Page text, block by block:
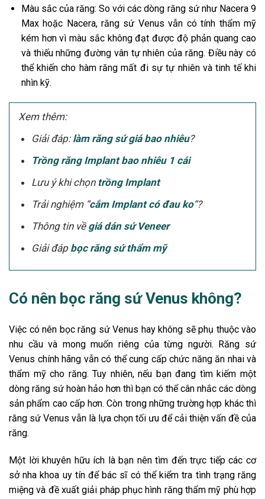
Màu sắc của răng: So với các dòng răng sứ như Nacera 9
Max hoặc Nacera, răng sứ Venus vẫn có tính thẩm mỹ
kém hơn vì màu sắc không đạt được độ phản quang cao
và thiếu những đường vân tự nhiên của răng. Điều này có
thể khiến cho hàm răng mất đi sự tự nhiên và tinh tế khi
nhìn kỹ.
Xem thêm:
Giải đáp: làm răng sứ giá bao nhiêu?
Trồng răng Implant bao nhiêu 1 cái
Lưu ý khi chọn trồng Implant
Trải nghiệm “cắm Implant có đau ko“?
Thông tin về giá dán sứ Veneer
Giải đáp bọc răng sứ thẩm mỹ
Có nên bọc răng sứ Venus không?
Việc có nên bọc răng sứ Venus hay không sẽ phụ thuộc vào
nhu cầu và mong muốn riêng của từng người. Răng sứ
Venus chính hãng vẫn có thể cung cấp chức năng ăn nhai và
thẩm mỹ cho răng. Tuy nhiên, nếu bạn đang tìm kiếm một
dòng răng sứ hoàn hảo hơn thì bạn có thể cân nhắc các dòng
sản phẩm cao cấp hơn. Còn trong những trường hợp khác thì
răng sứ Venus vẫn là lựa chọn tối ưu để cải thiện vấn đề của
răng.
Một lời khuyên hữu ích là bạn nên tìm đến trực tiếp các cơ
sở nha khoa uy tín để bác sĩ có thể kiểm tra tình trạng răng
miệng và đề xuất giải pháp phục hình răng thẩm mỹ phù hợp